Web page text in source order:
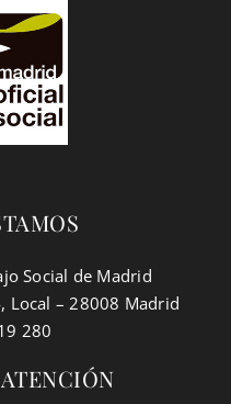
Social de Madrid
Local – 28008 Madrid
280